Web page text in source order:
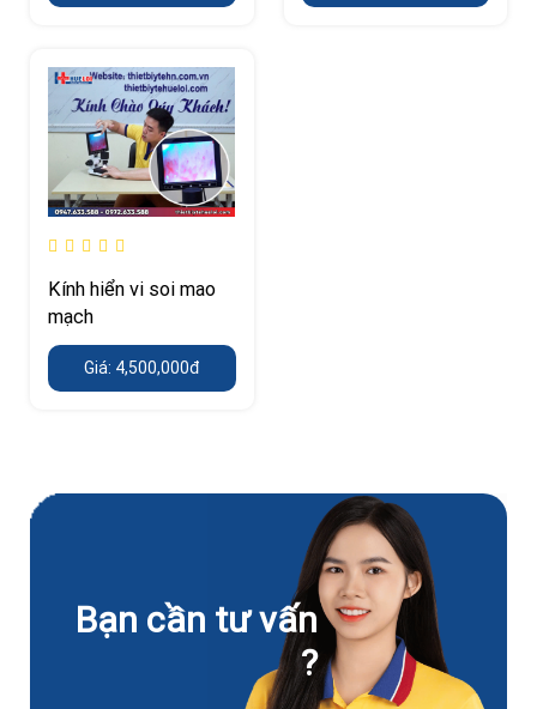
Kính hiển vi soi mao
mạch
Giá: 4,500,000đ
Bạn cần tư vấn
?